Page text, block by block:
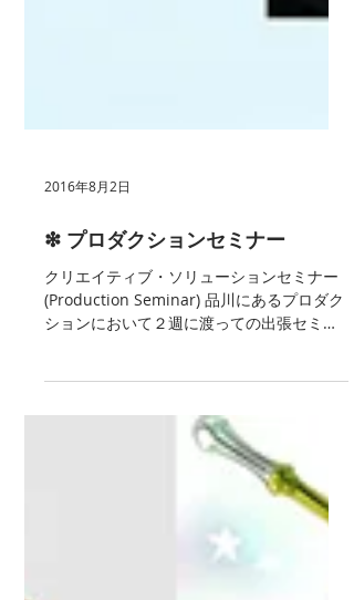
2016年8月2日
クリエイティブ・ソリューションセミナー
(Production Seminar) 品川にあるプロダク
ションにおいて２週に渡っての出張セミナ
ンペにおいて傾向と対策を踏まえ、イラス
ト案を積極的に活用してコンペを勝ち取